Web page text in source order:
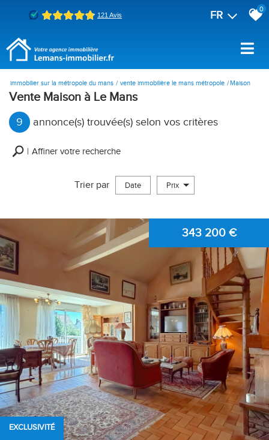
FR 0
immobilier sur la métropole du mans vente immobilière le mans métropole Maison
Vente Maison à Le Mans
9 annonce(s) trouvée(s) selon vos critères
Affiner votre recherche
5KM 10KM 25KM
RECHERCHER
+ de critères +
Trier par Date Prix
EXCLUSIVITÉ
343 200 €